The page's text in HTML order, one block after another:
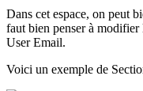
Dans cet espace, on peut
faut bien penser à
User Email.
Voici un exemple de